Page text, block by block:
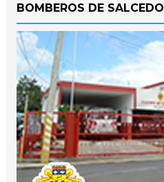
BOMBEROS DE SALCEDO